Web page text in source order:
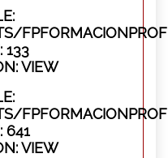
133
VIEW
641
VIEW